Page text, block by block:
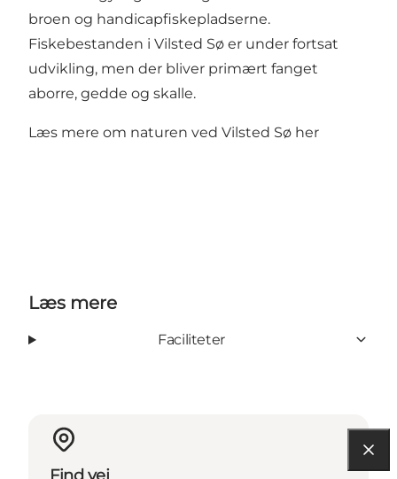
broen og handicapfiskepladserne.
Fiskebestanden i Vilsted Sø er under fortsat
udvikling, men der bliver primært fanget
aborre, gedde og skalle.
Læs mere om naturen ved Vilsted Sø her
Læs mere
Faciliteter